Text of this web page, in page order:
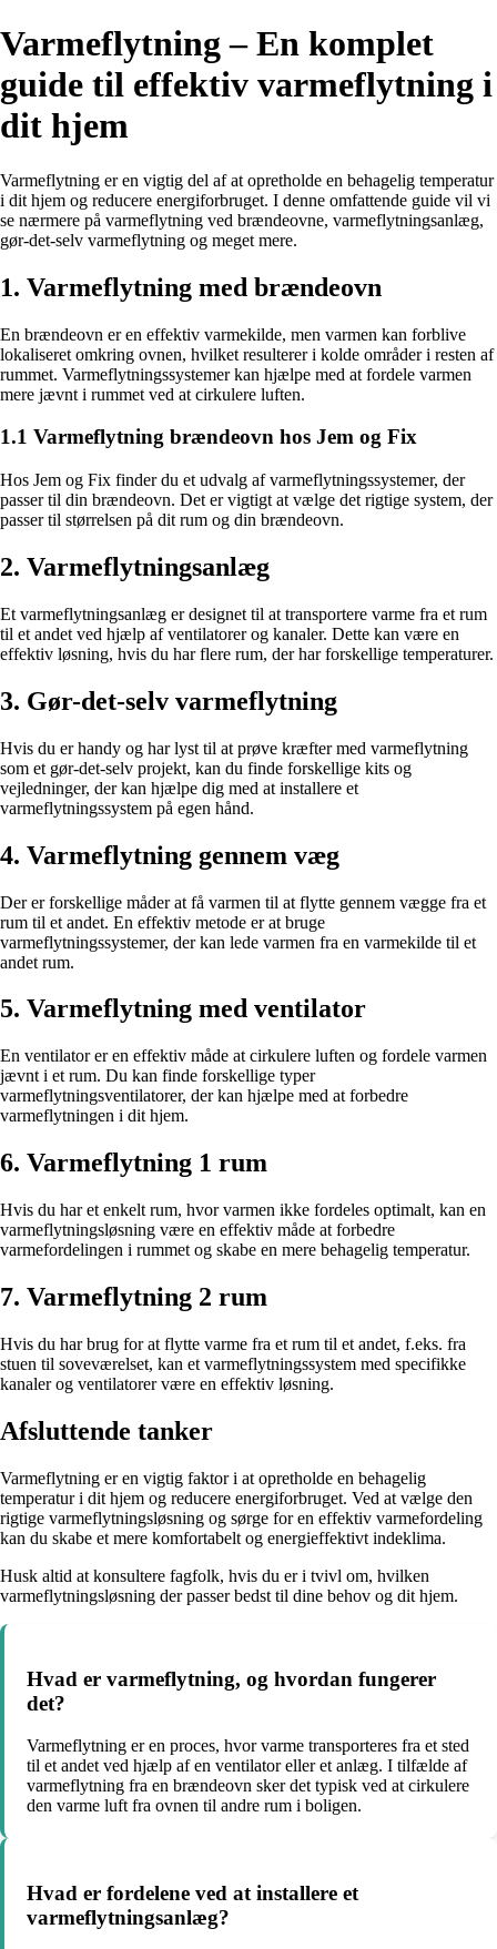
Varmeflytning – En komplet
guide til effektiv varmeflytning i
dit hjem
Varmeflytning er en vigtig del af at opretholde en behagelig temperatur
i dit hjem og reducere energiforbruget. I denne omfattende guide vil vi
se nærmere på varmeflytning ved brændeovne, varmeflytningsanlæg,
gør-det-selv varmeflytning og meget mere.
1. Varmeflytning med brændeovn
En brændeovn er en effektiv varmekilde, men varmen kan forblive
lokaliseret omkring ovnen, hvilket resulterer i kolde områder i resten af
rummet. Varmeflytningssystemer kan hjælpe med at fordele varmen
mere jævnt i rummet ved at cirkulere luften.
1.1 Varmeflytning brændeovn hos Jem og Fix
Hos Jem og Fix finder du et udvalg af varmeflytningssystemer, der
passer til din brændeovn. Det er vigtigt at vælge det rigtige system, der
passer til størrelsen på dit rum og din brændeovn.
2. Varmeflytningsanlæg
Et varmeflytningsanlæg er designet til at transportere varme fra et rum
til et andet ved hjælp af ventilatorer og kanaler. Dette kan være en
effektiv løsning, hvis du har flere rum, der har forskellige temperaturer.
3. Gør-det-selv varmeflytning
Hvis du er handy og har lyst til at prøve kræfter med varmeflytning
som et gør-det-selv projekt, kan du finde forskellige kits og
vejledninger, der kan hjælpe dig med at installere et
varmeflytningssystem på egen hånd.
4. Varmeflytning gennem væg
Der er forskellige måder at få varmen til at flytte gennem vægge fra et
rum til et andet. En effektiv metode er at bruge
varmeflytningssystemer, der kan lede varmen fra en varmekilde til et
andet rum.
5. Varmeflytning med ventilator
En ventilator er en effektiv måde at cirkulere luften og fordele varmen
jævnt i et rum. Du kan finde forskellige typer
varmeflytningsventilatorer, der kan hjælpe med at forbedre
varmeflytningen i dit hjem.
6. Varmeflytning 1 rum
Hvis du har et enkelt rum, hvor varmen ikke fordeles optimalt, kan en
varmeflytningsløsning være en effektiv måde at forbedre
varmefordelingen i rummet og skabe en mere behagelig temperatur.
7. Varmeflytning 2 rum
Hvis du har brug for at flytte varme fra et rum til et andet, f.eks. fra
stuen til soveværelset, kan et varmeflytningssystem med specifikke
kanaler og ventilatorer være en effektiv løsning.
Afsluttende tanker
Varmeflytning er en vigtig faktor i at opretholde en behagelig
temperatur i dit hjem og reducere energiforbruget. Ved at vælge den
rigtige varmeflytningsløsning og sørge for en effektiv varmefordeling
kan du skabe et mere komfortabelt og energieffektivt indeklima.
Husk altid at konsultere fagfolk, hvis du er i tvivl om, hvilken
varmeflytningsløsning der passer bedst til dine behov og dit hjem.
Hvad er varmeflytning, og hvordan fungerer
det?
Varmeflytning er en proces, hvor varme transporteres fra et sted
til et andet ved hjælp af en ventilator eller et anlæg. I tilfælde af
varmeflytning fra en brændeovn sker det typisk ved at cirkulere
den varme luft fra ovnen til andre rum i boligen.
Hvad er fordelene ved at installere et
varmeflytningsanlæg?